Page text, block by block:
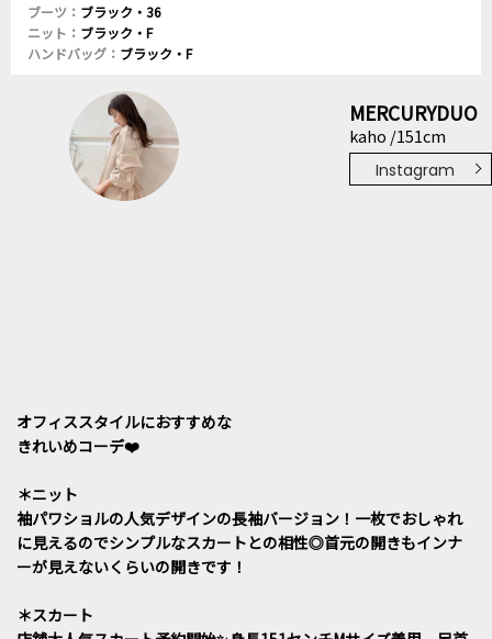
ブーツ： ブラック・36
ニット： ブラック・F
ハンドバッグ： ブラック・F
MERCURYDUO
kaho /151cm
Instagram
オフィススタイルにおすすめな
きれいめコーデ❤️
＊ニット
袖パワショルの人気デザインの長袖バージョン！一枚でおしゃれ
に見えるのでシンプルなスカートとの相性◎首元の開きもインナ
ーが見えないくらいの開きです！
＊スカート